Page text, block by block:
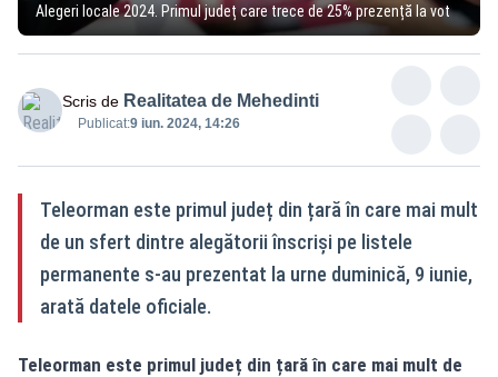
Alegeri locale 2024. Primul județ care trece de 25% prezență la vot
Scris de Realitatea de Mehedinti
Publicat:9 iun. 2024, 14:26
Teleorman este primul județ din țară în care mai mult
de un sfert dintre alegătorii înscriși pe listele
permanente s-au prezentat la urne duminică, 9 iunie,
arată datele oficiale.
Teleorman este primul județ din țară în care mai mult de